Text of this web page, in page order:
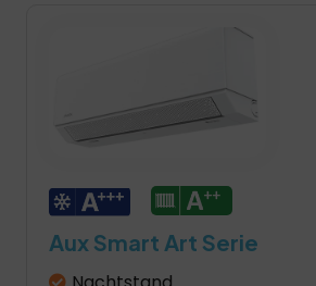
Aux Smart Art Serie